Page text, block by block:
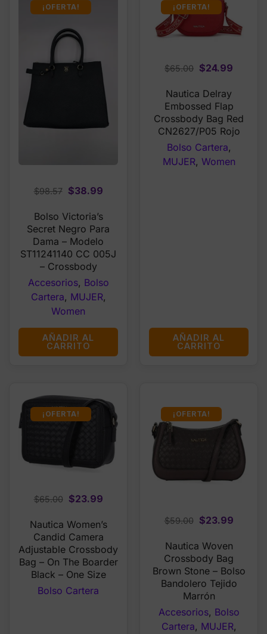
¡OFERTA!
$98.57
Original
was:
$98.57.
$38.99Current
is:
$38.99.
Bolso Victoria’s
Secret Negro Para
Dama – Modelo
ST11241140 CC 005J
– Crossbody
Accesorios, Bolso
Cartera, MUJER,
Women
AÑADIR AL
CARRITO
¡OFERTA!
$65.00 Original
was:
$65.00.
$24.99
$24.99.
Nautica Delray
Embossed Flap
Crossbody Bag Red
CN2627/P05 Rojo
Bolso Cartera,
MUJER, Women
AÑADIR AL
CARRITO
¡OFERTA!
$65.00
Original
was:
$65.00.
$23.99Current
is:
$23.99.
Nautica Women’s
Candid Camera
Adjustable Crossbody
Bag – On The Boarder
Black – One Size
Bolso Cartera
¡OFERTA!
$59.00
Original
was:
$59.00.
$23.99
Nautica Woven
Crossbody Bag
Brown Stone – Bolso
Bandolero Tejido
Marrón
Accesorios, Bolso
Cartera, MUJER,